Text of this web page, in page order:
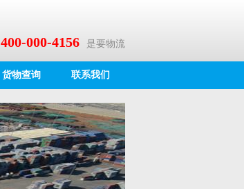
400-000-4156 是要物流
货物查询 联系我们